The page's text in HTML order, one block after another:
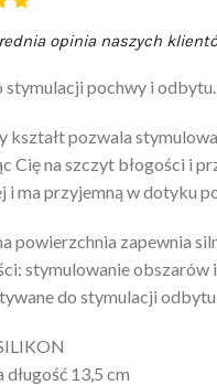
opinia naszych
stymulacji pochwy i odbytu.
kształt pozwala
Cię na szczyt błogości i
i ma przyjemną w dotyku
powierzchnia zapewnia
stymulowanie
do stymulacji
długość 13,5 cm